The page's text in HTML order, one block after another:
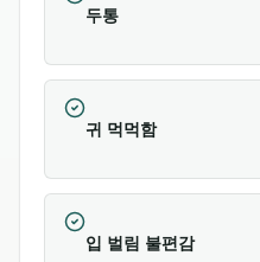
두통
귀 먹먹함
입 벌림 불편감